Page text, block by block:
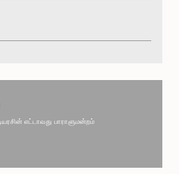
எட்டாவது பாராளுமன்றம்